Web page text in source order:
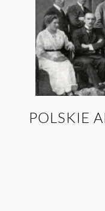
POLSKIE